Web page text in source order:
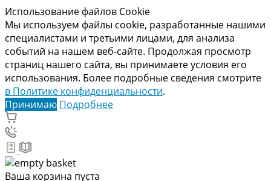
Использование файлов Cookie
Мы используем файлы cookie, разработанные нашими
специалистами и третьими лицами, для анализа
событий на нашем веб-сайте. Продолжая просмотр
страниц нашего сайта, вы принимаете условия его
использования. Более подробные сведения смотрите
в Политике конфиденциальности.
Принимаю Подробнее
Ваша корзина пуста